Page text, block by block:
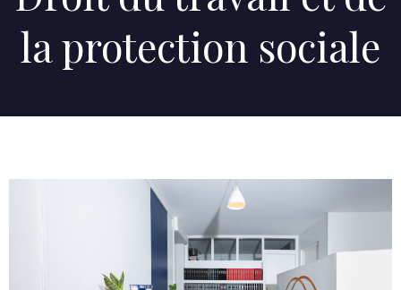
la protection sociale